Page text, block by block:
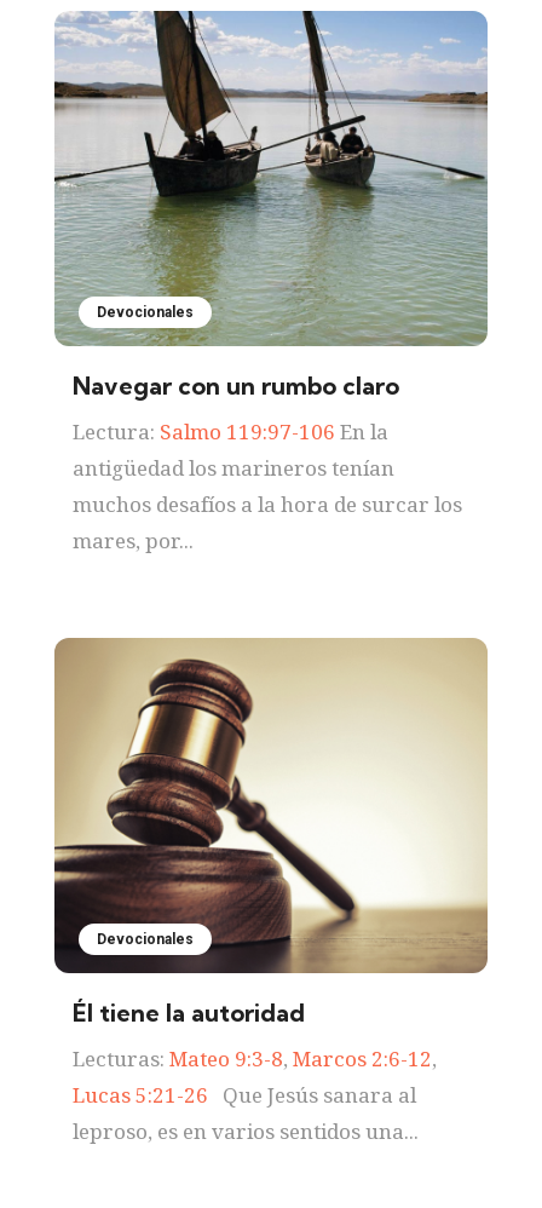
Devocionales
Navegar con un rumbo claro
Lectura: Salmo 119:97-106 En la
antigüedad los marineros tenían
muchos desafíos a la hora de surcar los
mares, por...
Devocionales
Él tiene la autoridad
Lecturas: Mateo 9:3-8, Marcos 2:6-12,
Lucas 5:21-26 Que Jesús sanara al
leproso, es en varios sentidos una...